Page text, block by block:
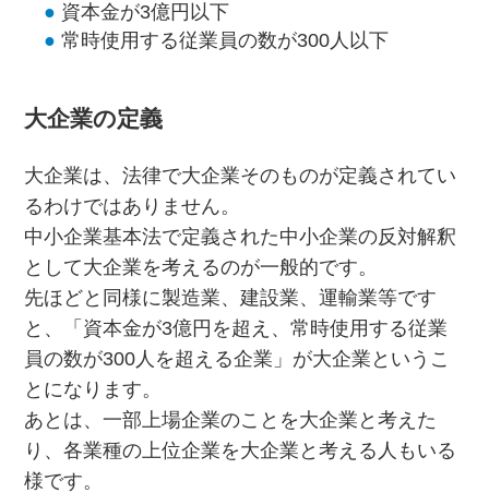
資本金が3億円以下
常時使用する従業員の数が300人以下
大企業の定義
大企業は、法律で大企業そのものが定義されてい
るわけではありません。
中小企業基本法で定義された中小企業の反対解釈
として大企業を考えるのが一般的です。
先ほどと同様に製造業、建設業、運輸業等です
と、「資本金が3億円を超え、常時使用する従業
員の数が300人を超える企業」が大企業というこ
とになります。
あとは、一部上場企業のことを大企業と考えた
り、各業種の上位企業を大企業と考える人もいる
様です。